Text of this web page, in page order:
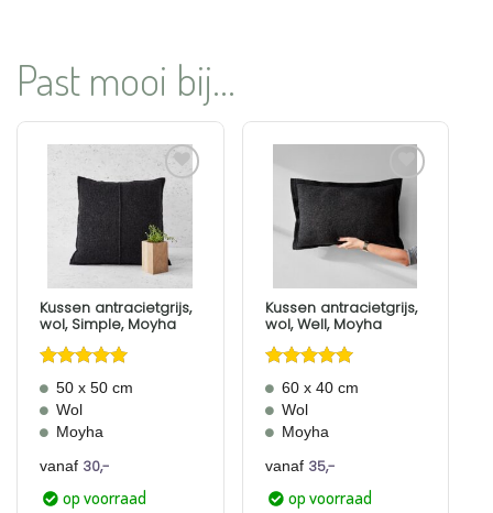
Past mooi bij...
Aan
verlanglijst
toevoegen
Kussen antracietgrijs,
wol, Simple, Moyha
Gewaardeerd
5 uit 5
50 x 50 cm
Wol
Moyha
vanaf 30,-
op voorraad
Aan
toevoegen
Kussen antracietgrijs,
wol, Well, Moyha
Gewaardeerd
4.75uit 5
60 x 40 cm
Wol
Moyha
vanaf 35,-
op voorraad